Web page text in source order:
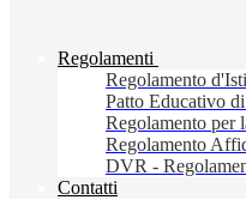
Regolamenti
Regolamento
Patto Educativo
Regolamento per
Regolamento
DVR -
Contatti